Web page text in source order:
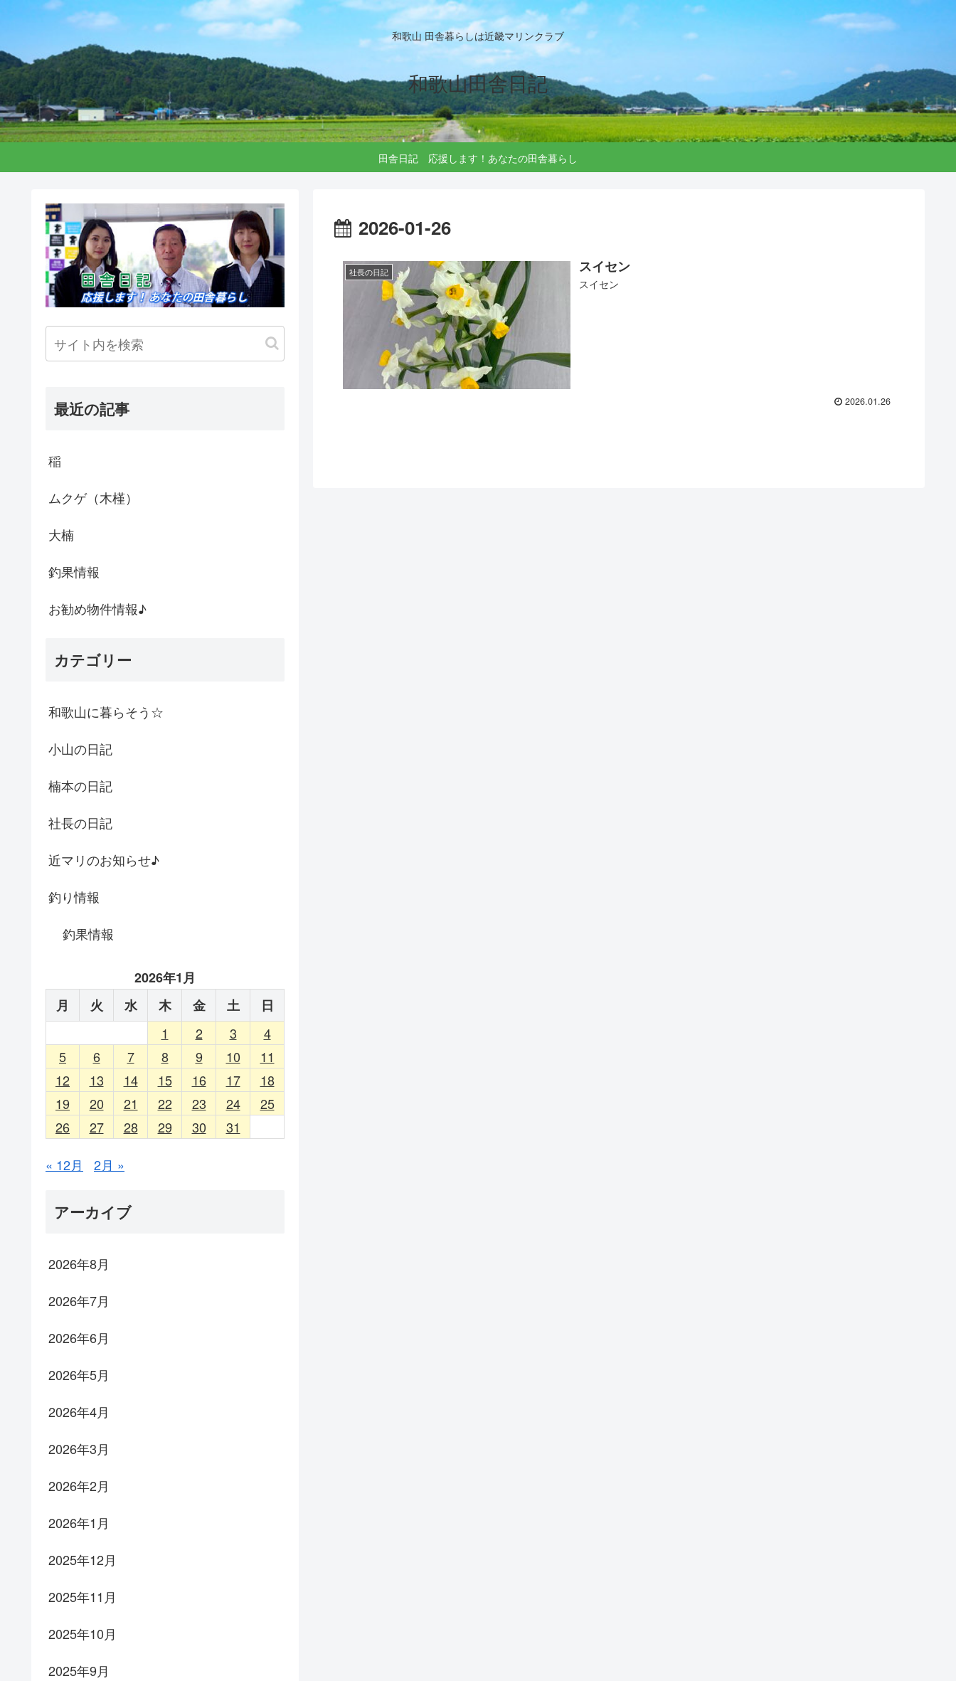
和歌山 田舎暮らしは近畿マリンクラブ
和歌山田舎日記
田舎日記 応援します！あなたの田舎暮らし
2026-01-26
社長の日記 スイセン
スイセン
2026.01.26
最近の記事
稲
ムクゲ（木槿）
大楠
釣果情報
お勧め物件情報♪
カテゴリー
和歌山に暮らそう☆
小山の日記
楠本の日記
社長の日記
近マリのお知らせ♪
釣り情報
釣果情報
2026年1月
月
火 水 木 金 土
日
1
2 3
4
5
6 7 8 9 10
11
12
13 14 15 16 17
18
19
20 21 22 23 24
25
26
27 28 29 30 31
« 12月 2月 »
アーカイブ
2026年8月
2026年7月
2026年6月
2026年5月
2026年4月
2026年3月
2026年2月
2026年1月
2025年12月
2025年11月
2025年10月
2025年9月